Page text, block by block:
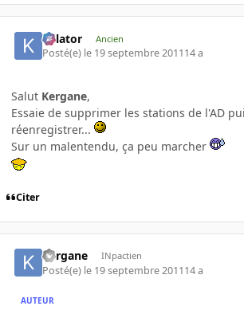
Killator Ancien
Posté(e) le 19 septembre 201114 a
Salut Kergane,
Essaie de supprimer les stations de l'AD
réenregistrer...
Sur un malentendu, ça peu marcher
Citer
Kergane INpactien
Posté(e) le 19 septembre 201114 a
AUTEUR